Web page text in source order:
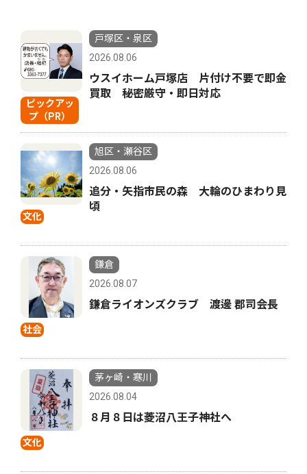
ピックアッ
プ（PR）
戸塚区・泉区
2026.08.06
ウスイホーム戸塚店 片付け不要で即金
買取 秘密厳守・即日対応
文化
旭区・瀬谷区
2026.08.06
追分・矢指市民の森 大輪のひまわり見
頃
社会
鎌倉
2026.08.07
鎌倉ライオンズクラブ 渡邊 郡司会長
文化
茅ヶ崎・寒川
2026.08.04
８月８日は菱沼八王子神社へ